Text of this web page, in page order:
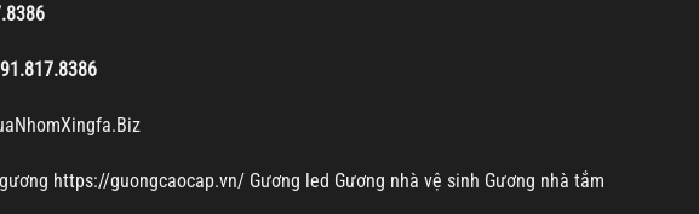
https://guongcaocap.vn/ Gương led Gương nhà vệ sinh Gương nhà tắm